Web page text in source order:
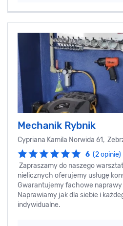
Mechanik Rybnik
Cypriana Kamila Norwida 61,
6 (2 opinie)
Zapraszamy do naszego
nielicznych oferujemy usługę
Gwarantujemy fachowe
Naprawiamy jak dla siebie i
indywidualne.